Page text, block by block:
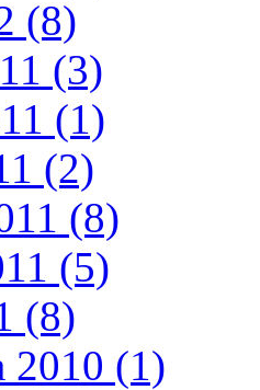
(8)
(3)
(1)
(2)
(8)
(5)
(8)
2010 (1)